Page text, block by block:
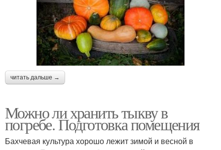
читать дальше →
Можно ли хранить тыкву в
погребе. Подготовка помещения
Бахчевая культура хорошо лежит зимой и весной в